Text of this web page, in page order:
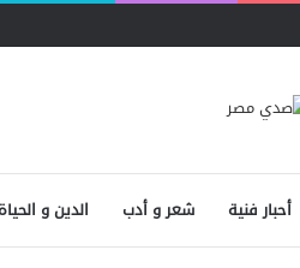
أحبار فنية شعر و أدب الدين و الحياة